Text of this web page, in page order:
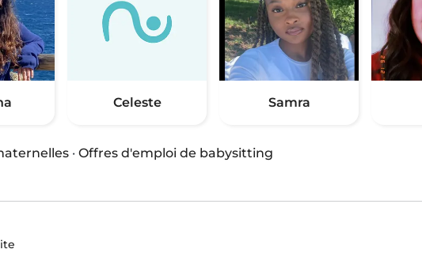
Celeste Samra
· Offres d'emploi de babysitting